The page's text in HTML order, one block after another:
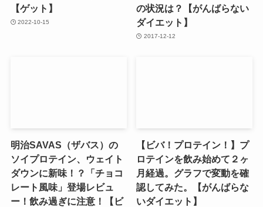
【ゲット】
2022-10-15
の状況は？【がんばらない
ダイエット】
2017-12-12
明治SAVAS（ザバス）の
ソイプロテイン、ウェイト
ダウンに新味！？「チョコ
レート風味」登場レビュ
ー！飲み過ぎに注意！【ビ
【ビバ！プロテイン！】プ
ロテインを飲み始めて２ヶ
月経過。グラフで変動を確
認してみた。【がんばらな
いダイエット】